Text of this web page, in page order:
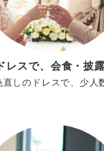
レスで、会食・披
しのドレスで、少人